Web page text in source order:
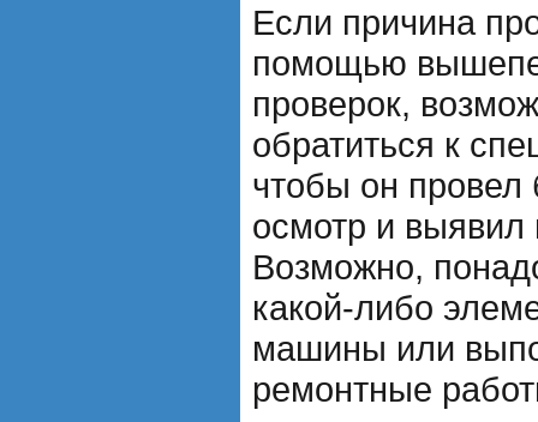
Если причина
помощью
проверок,
обратиться к
чтобы он провел
осмотр и выявил
Возможно,
какой-либо
машины или
ремонтные